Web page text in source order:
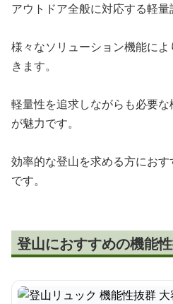
アウトドア全般に対応する軽量
様々なソリューション機能に
きます。
軽量性を追求しながらも必要
が魅力です。
効率的な登山を求める方にお
です。
登山におすすめの機能